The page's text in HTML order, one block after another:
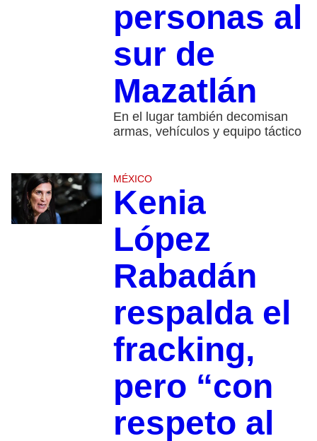
personas al
sur de
Mazatlán
En el lugar también decomisan
armas, vehículos y equipo táctico
MÉXICO
Kenia
López
Rabadán
respalda el
fracking,
pero “con
respeto al